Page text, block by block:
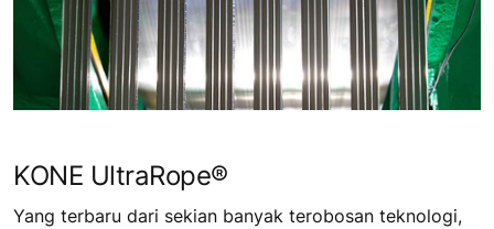
KONE UltraRope®
Yang terbaru dari sekian banyak terobosan teknologi,